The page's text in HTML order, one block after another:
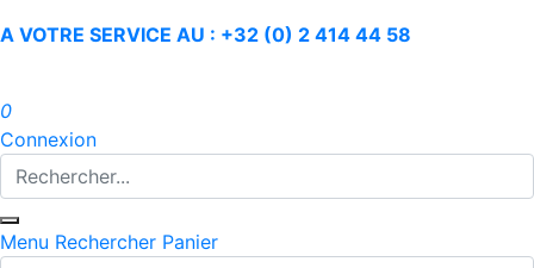
A VOTRE SERVICE AU : +32 (0) 2 414 44 58
0
Connexion
Menu Rechercher Panier